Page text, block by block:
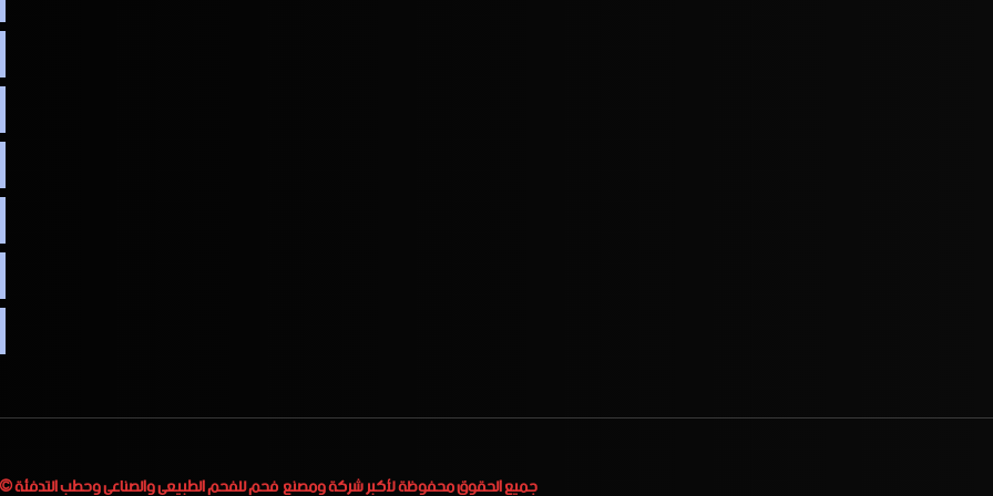
جميع الحقوق محفوظة لأكبرشركة ومصنع فحم للفحم الطبيعي والصناعي وحطب التدفئة© 2023